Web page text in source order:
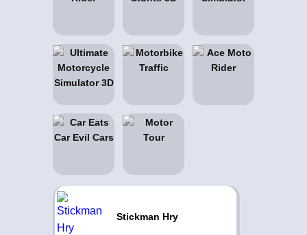
Stickman Hry